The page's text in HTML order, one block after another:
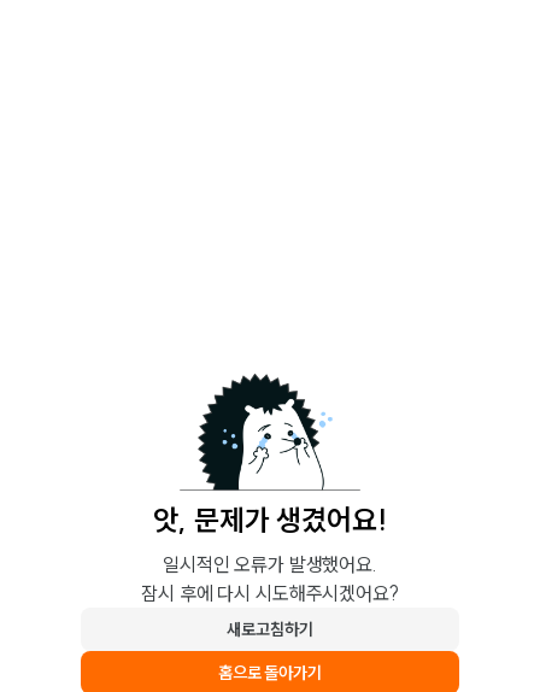
앗, 문제가 생겼어요!
일시적인 오류가 발생했어요.
잠시 후에 다시 시도해주시겠어요?
새로고침하기
홈으로 돌아가기